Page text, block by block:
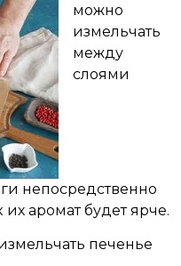
можно
измельчать
между
слоями
непосредственно
аромат будет ярче.
печенье